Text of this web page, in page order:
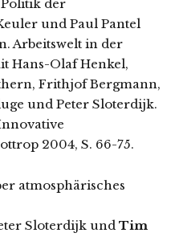
der
und Paul Pantel
Arbeitswelt in der
Hans-Olaf Henkel,
Frithjof Bergmann,
und Peter Sloterdijk.
2004, S. 66-75.
atmosphärisches
Sloterdijk und Tim